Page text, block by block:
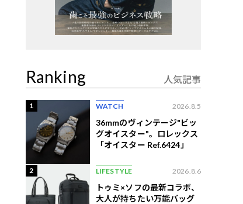
Ranking 人気記事
1 WATCH 2026.8.5
36mmのヴィンテージ"ビッ
グオイスター"。ロレックス
「オイスター Ref.6424」
2 LIFESTYLE 2026.8.6
トゥミ×ソフの最新コラボ、
大人が持ちたい万能バッグ